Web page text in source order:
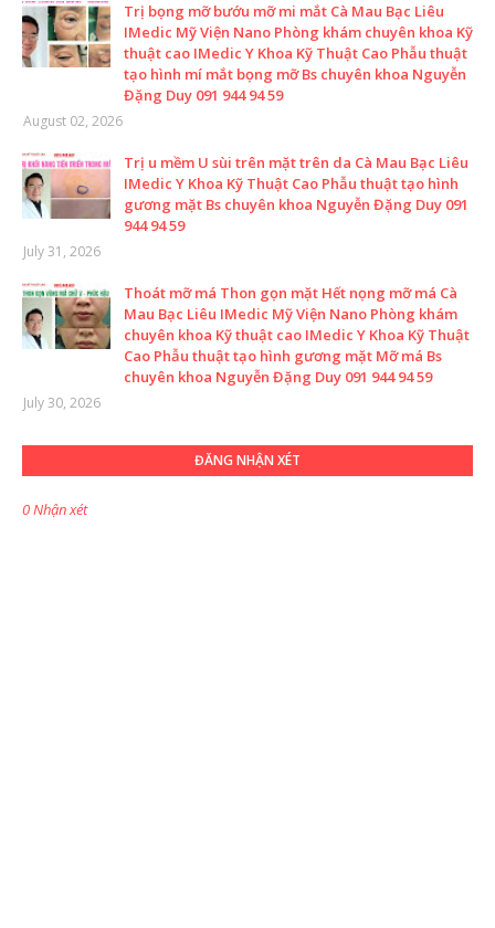
Trị bọng mỡ bướu mỡ mi mắt Cà Mau Bạc Liêu
IMedic Mỹ Viện Nano Phòng khám chuyên khoa Kỹ
thuật cao IMedic Y Khoa Kỹ Thuật Cao Phẫu thuật
tạo hình mí mắt bọng mỡ Bs chuyên khoa Nguyễn
Đặng Duy 091 944 94 59
August 02, 2026
Trị u mềm U sùi trên mặt trên da Cà Mau Bạc Liêu
IMedic Y Khoa Kỹ Thuật Cao Phẫu thuật tạo hình
gương mặt Bs chuyên khoa Nguyễn Đặng Duy 091
944 94 59
July 31, 2026
Thoát mỡ má Thon gọn mặt Hết nọng mỡ má Cà
Mau Bạc Liêu IMedic Mỹ Viện Nano Phòng khám
chuyên khoa Kỹ thuật cao IMedic Y Khoa Kỹ Thuật
Cao Phẫu thuật tạo hình gương mặt Mỡ má Bs
chuyên khoa Nguyễn Đặng Duy 091 944 94 59
July 30, 2026
ĐĂNG NHẬN XÉT
0 Nhận xét